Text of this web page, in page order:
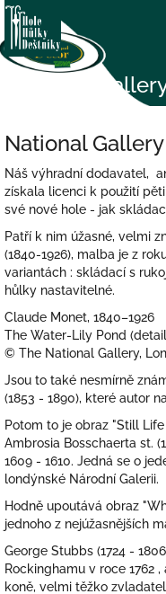
Přejít
na
obsah
National
National
Náš výhradní dodavatel,
získala licenci k použití
své nové hole - jak
Patří k nim úžasné, velmi
(1840-1926), malba je z
variantách : skládací s
hůlky nastavitelné.
Claude Monet, 1840–1926
The Water-Lily Pond
© The National Gallery,
Jsou to také nesmírně
(1853 - 1890), které autor
Potom to je obraz "Still
Ambrosia Bosschaerta st.
1609 - 1610. Jedná se o
londýnské Národní Galerii.
Hodně upoutává obraz
jednoho z nejúžasnějších
George Stubbs (1724 -
Rockinghamu v roce 1762
koně, velmi těžko